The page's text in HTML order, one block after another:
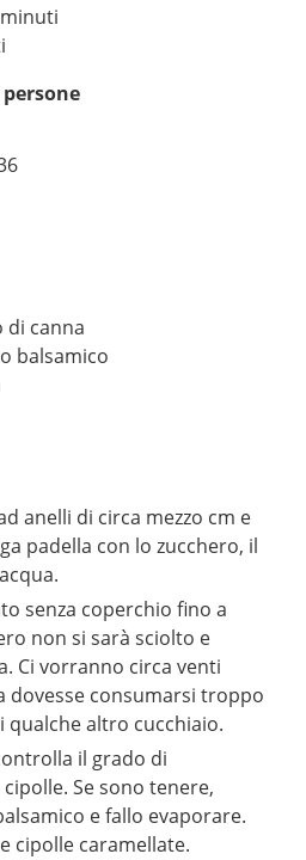
minuti
persone
di canna
balsamico
anelli di circa mezzo cm e
padella con lo zucchero, il
senza coperchio fino a
non si sarà sciolto e
Ci vorranno circa venti
dovesse consumarsi troppo
qualche altro cucchiaio.
il grado di
Se sono tenere,
e fallo evaporare.
cipolle caramellate.